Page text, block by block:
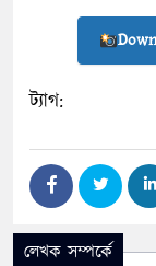
ট্যাগ:
লেখক সম্পর্কে